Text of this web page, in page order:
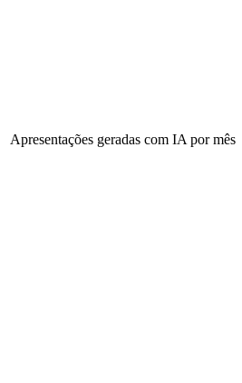
Apresentações geradas com IA por mês